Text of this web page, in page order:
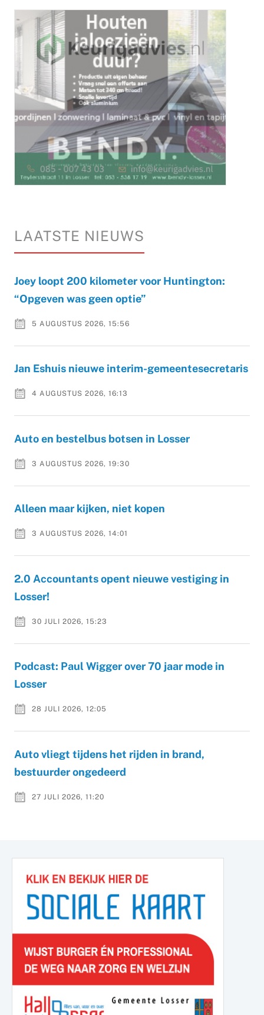
LAATSTE NIEUWS
Joey loopt 200 kilometer voor Huntington:
“Opgeven was geen optie”
5 AUGUSTUS 2026, 15:56
Jan Eshuis nieuwe interim-gemeentesecretaris
4 AUGUSTUS 2026, 16:13
Auto en bestelbus botsen in Losser
3 AUGUSTUS 2026, 19:30
Alleen maar kijken, niet kopen
3 AUGUSTUS 2026, 14:01
2.0 Accountants opent nieuwe vestiging in
Losser!
30 JULI 2026, 15:23
Podcast: Paul Wigger over 70 jaar mode in
Losser
28 JULI 2026, 12:05
Auto vliegt tijdens het rijden in brand,
bestuurder ongedeerd
27 JULI 2026, 11:20